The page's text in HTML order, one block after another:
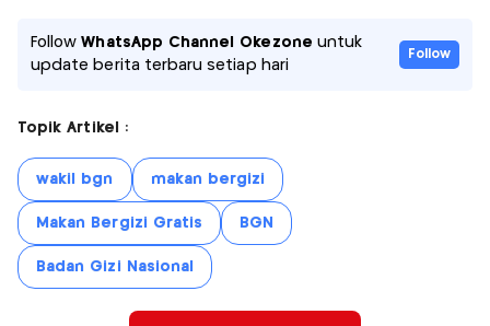
FollowWhatsApp Channel Okezone untuk
update berita terbaru setiap hari
Follow
Topik Artikel :
wakil bgn makan bergizi
Makan Bergizi Gratis BGN
Badan Gizi Nasional